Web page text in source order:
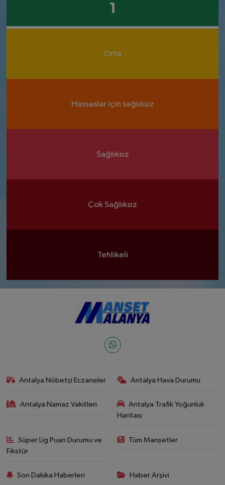
1
Orta
Hassaslar için sağlıksız
Sağlıksız
Çok Sağlıksız
Tehlikeli
Antalya Nöbetçi Eczaneler Antalya Hava Durumu
Antalya Namaz Vakitleri
Antalya Trafik Yoğunluk
Haritası
Süper Lig Puan Durumu ve
Fikstür
Tüm Manşetler
Son Dakika Haberleri Haber Arşivi